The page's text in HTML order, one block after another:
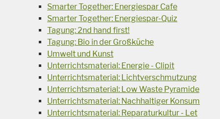
Smarter Together: Energiespar Cafe
Smarter Together: Energiespar-Quiz
Tagung: 2nd hand first!
Tagung: Bio in der Großküche
Umwelt und Kunst
Unterrichtsmaterial: Energie - Clipit
Unterrichtsmaterial: Lichtverschmutzung
Unterrichtsmaterial: Low Waste Pyramide
Unterrichtsmaterial: Nachhaltiger Konsum
Unterrichtsmaterial: Reparaturkultur - Let